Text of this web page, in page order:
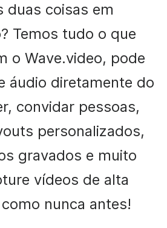
duas coisas em
Temos tudo o que
o Wave.video, pode
áudio diretamente do
convidar pessoas,
personalizados,
gravados e muito
vídeos de alta
nunca antes!